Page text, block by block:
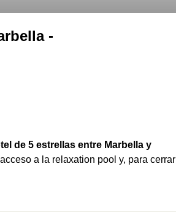
-
de 5 estrellas entre Marbella y
a la relaxation pool y, para cerrar